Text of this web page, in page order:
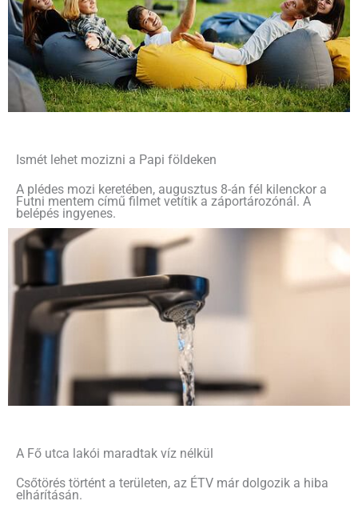
Ismét lehet mozizni a Papi földeken
A plédes mozi keretében, augusztus 8-án fél kilenckor a
Futni mentem című filmet vetítik a záportározónál. A
belépés ingyenes.
A Fő utca lakói maradtak víz nélkül
Csőtörés történt a területen, az ÉTV már dolgozik a hiba
elhárításán.